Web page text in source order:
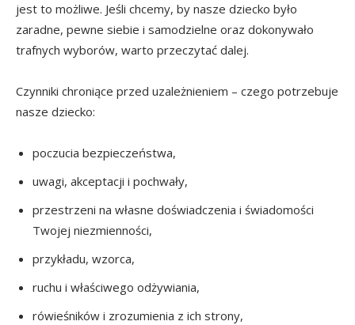
jest to możliwe. Jeśli chcemy, by nasze dziecko było
zaradne, pewne siebie i samodzielne oraz dokonywało
trafnych wyborów, warto przeczytać dalej.
Czynniki chroniące przed uzależnieniem – czego potrzebuje
nasze dziecko:
poczucia bezpieczeństwa,
uwagi, akceptacji i pochwały,
przestrzeni na własne doświadczenia i świadomości
Twojej niezmienności,
przykładu, wzorca,
ruchu i właściwego odżywiania,
rówieśników i zrozumienia z ich strony,